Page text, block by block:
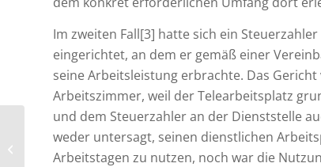
Im zweiten Fall[3] hatte sich ein
eingerichtet, an dem er gemäß einer
seine Arbeitsleistung erbrachte. Das
Arbeitszimmer, weil der Telearbeitsplatz
und dem Steuerzahler an der Dienststelle
weder untersagt, seinen dienstlichen
Arbeitstagen zu nutzen, noch war die
Kapitaleinnahmen aus
Schneeballsystemen